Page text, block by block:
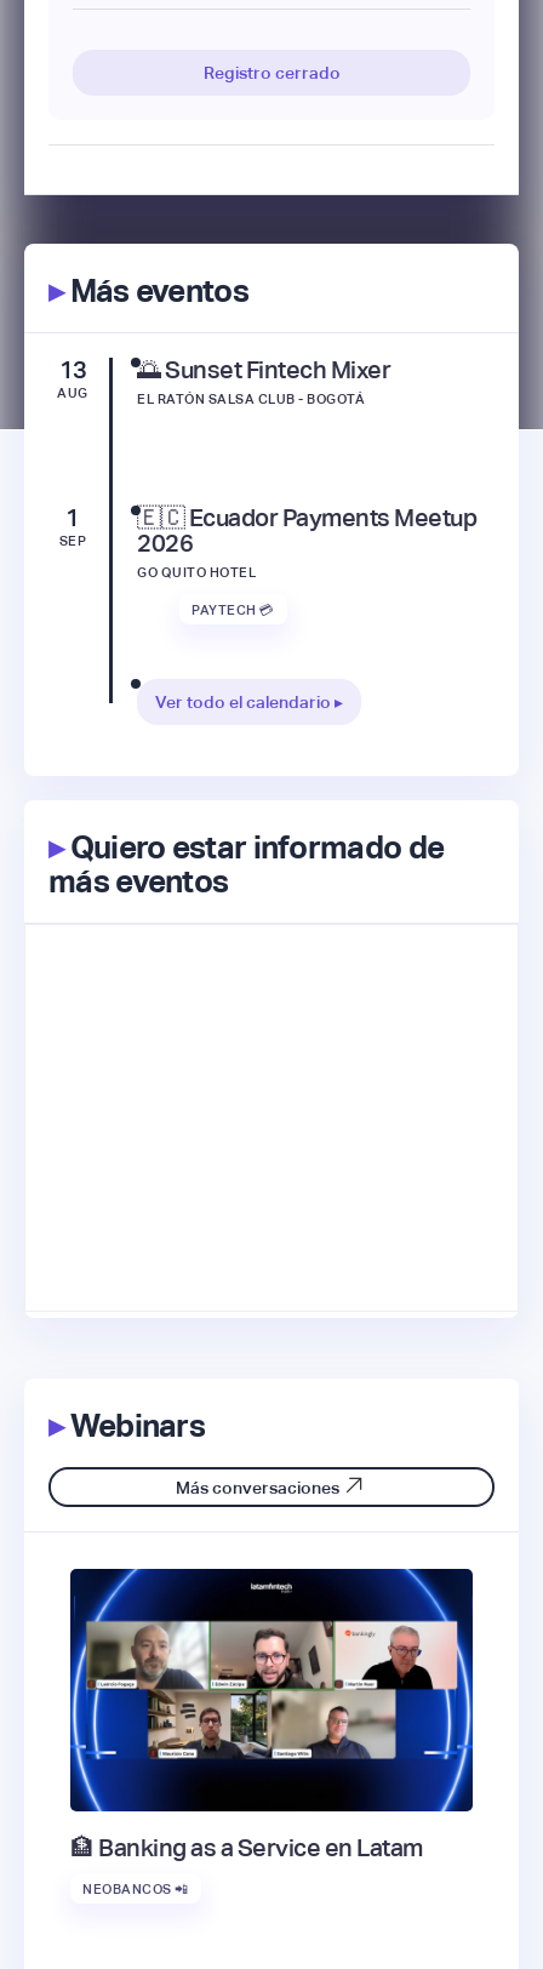
Registro cerrado
▸Más eventos
13
AUG
🌅 Sunset Fintech Mixer
EL RATÓN SALSA CLUB - BOGOTÁ
1
SEP
🇪🇨 Ecuador Payments Meetup
2026
GO QUITO HOTEL
PAYTECH 💳
Ver todo el calendario ▸
▸Quiero estar informado de
más eventos
▸Webinars
Más conversaciones
🏦 Banking as a Service en Latam
NEOBANCOS 📲